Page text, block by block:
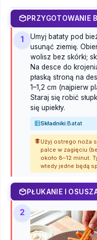
PRZYGOTOWANIE
1
Umyj bataty pod
usunąć ziemię.
wolisz bez skórki;
Na desce do
płaską stroną na
1–1,2 cm (najpierw
Staraj się robić
się upiekły.
Składniki:Batat
Użyj ostrego noża
palce w zagięciu
około 8–12 minut.
wtedy jedne będą
PŁUKANIE I
2